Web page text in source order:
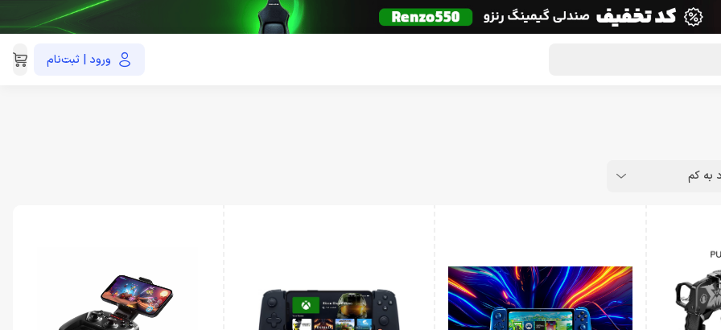
ورود | ثبت‌نام021-91035390
به کم